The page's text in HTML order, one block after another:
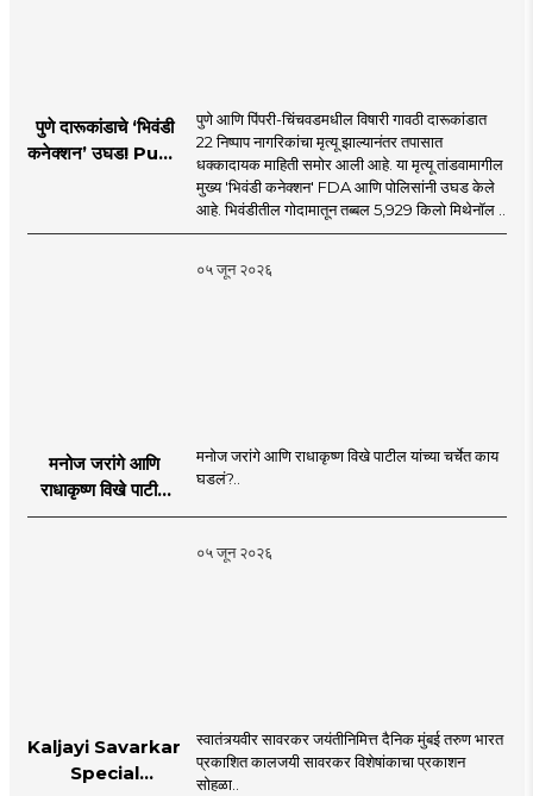
पुणे दारूकांडाचे ‘भिवंडी
कनेक्शन’ उघड! Pune
पुणे आणि पिंपरी-चिंचवडमधील विषारी गावठी दारूकांडात
22 निष्पाप नागरिकांचा मृत्यू झाल्यानंतर तपासात
धक्कादायक माहिती समोर आली आहे. या मृत्यू तांडवामागील
मुख्य 'भिवंडी कनेक्शन' FDA आणि पोलिसांनी उघड केले
आहे. भिवंडीतील गोदामातून तब्बल 5,929 किलो मिथेनॉल ..
०५ जून २०२६
मनोज जरांगे आणि
राधाकृष्ण विखे पाटील
यांच्या चर्चेत काय घडलं?
मनोज जरांगे आणि राधाकृष्ण विखे पाटील यांच्या चर्चेत काय
घडलं?..
०५ जून २०२६
Kaljayi Savarkar
Special
स्वातंत्र्यवीर सावरकर जयंतीनिमित्त दैनिक मुंबई तरुण भारत
प्रकाशित कालजयी सावरकर विशेषांकाचा प्रकाशन
सोहळा..